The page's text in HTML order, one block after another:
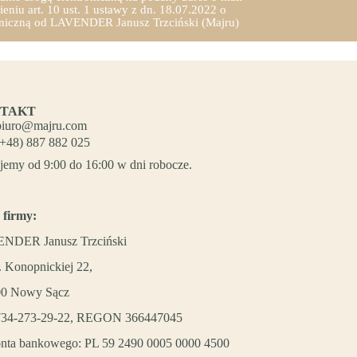
art. 10 ust. 1 ustawy z dn. 18.07.2022 o
od LAVENDER Janusz Trzciński (Majru)
887 882 025
od 9:00 do 16:00 w dni robocze.
firmy:
Janusz Trzciński
Konopnickiej 22,
Nowy Sącz
273-29-22, REGON 366447045
bankowego: PL 59 2490 0005 0000 4500